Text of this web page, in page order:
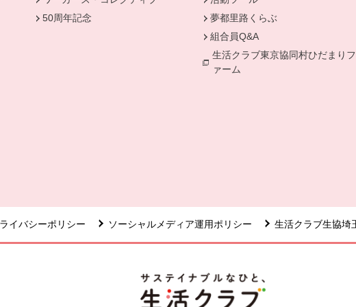
50周年記念
夢都里路くらぶ
組合員Q&A
生活クラブ東京協同村ひだまりフ
ァーム
イバシーポリシー ソーシャルメディア運用ポリシー 生活クラブ生協埼